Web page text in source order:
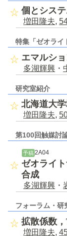
個とシス
増田隆夫,
特集「ゼオライ
エマルシ
多湖輝興 ・
研究室紹介
北海道大
増田隆夫,
第100回触媒討
予稿 2A04
ゼオライ
合成
多湖輝興 ・
フォーラム・研
拡散係数
増田隆夫,